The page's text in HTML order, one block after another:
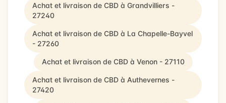
Achat et livraison de CBD à Grandvilliers -
27240
Achat et livraison de CBD à La Chapelle-Bayvel
- 27260
Achat et livraison de CBD à Venon - 27110
Achat et livraison de CBD à Authevernes -
27420